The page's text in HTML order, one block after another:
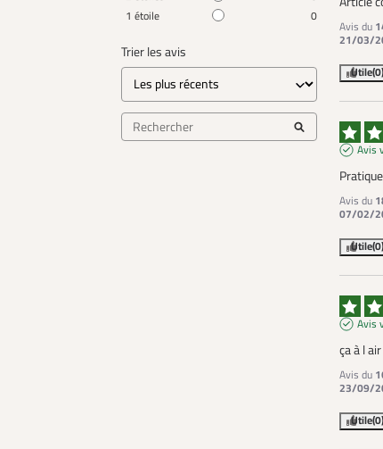
1 étoile 0
Trier les avis
Avis du
21/03/
Utile(0)
Avis
Avis du
07/02/
Utile(0)
Avis
ça à l
Avis du
23/09/
Utile(0)